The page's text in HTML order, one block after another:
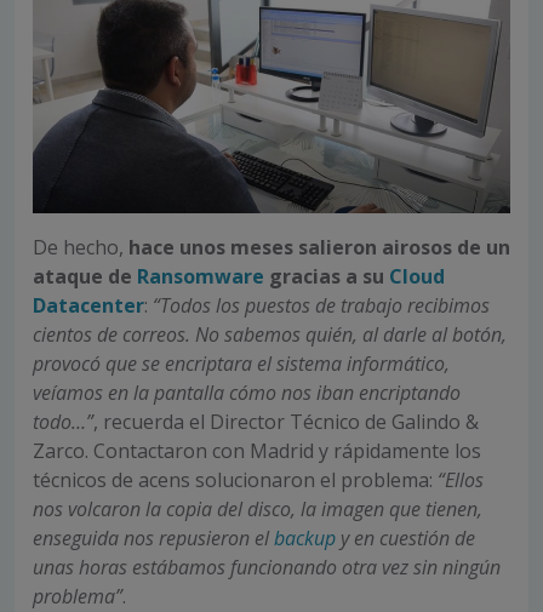
De hecho, hace unos meses salieron airosos de un
ataque de Ransomware gracias a su Cloud
Datacenter: “Todos los puestos de trabajo recibimos
cientos de correos. No sabemos quién, al darle al botón,
provocó que se encriptara el sistema informático,
veíamos en la pantalla cómo nos iban encriptando
todo…”, recuerda el Director Técnico de Galindo &
Zarco. Contactaron con Madrid y rápidamente los
técnicos de acens solucionaron el problema: “Ellos
nos volcaron la copia del disco, la imagen que tienen,
enseguida nos repusieron elbackup y en cuestión de
unas horas estábamos funcionando otra vez sin ningún
problema”.